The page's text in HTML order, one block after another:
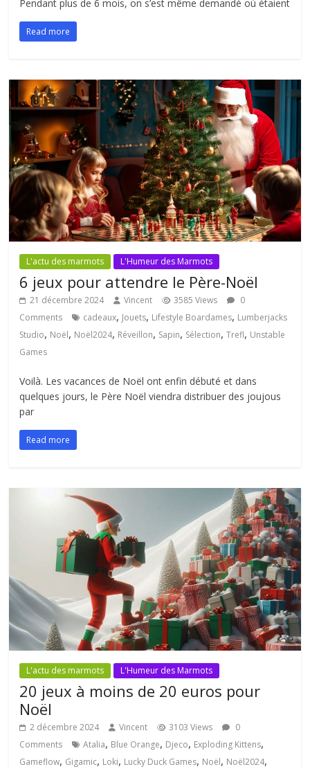
Pendant plus de 6 mois, on s’est même demandé où étaient
Read more
L'actu des marmots L'Humeur des Marmots
6 jeux pour attendre le Père-Noël
21 décembre 2024 Vincent 3585 Views
0
Comments
cadeaux, Jouets, Lifestyle Boardames, Lumberjacks
Studio, Noël, Noël2024, Réveillon, Sapin, Sélection,Trefl, Unstable
Games
Voilà. Les vacances de Noël ont enfin débuté et dans
quelques jours, le Père Noël viendra distribuer des joujous
par
Read more
L'actu des marmots L'Humeur des Marmots
20 jeux à moins de 20 euros pour
Noël
2 décembre 2024 Vincent 3103 Views
0
Comments
Atalia, Blue Orange, Djeco, Exploding Kittens,
Gameflow, Gigamic, Loki, Lucky Duck Games, Noël, Noël2024,